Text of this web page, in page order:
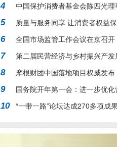
4 中国保护消费者基金会陈四光理
5
质量与服务同享 让消费者权益
行...
6 全国市场监管工作会议在京召开
7 第二届民营经济与乡村振兴产发
8 摩根财团中国落地项目权威发布
9 国务院开年第一会：进一步优化
10 “一带一路”论坛达成270多项成